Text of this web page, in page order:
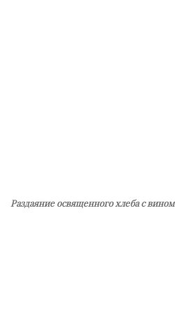
Раздаяние освященного хлеба с вином